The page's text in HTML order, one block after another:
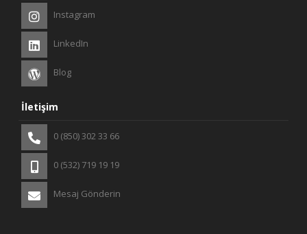
Instagram
LinkedIn
Blog
İletişim
0 (850) 302 33 66
0 (532) 719 19 19
Mesaj Gönderin